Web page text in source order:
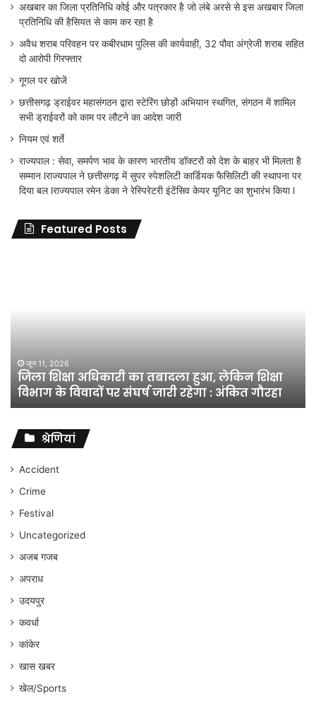
अखबार का जिला प्रतिनिधि कोई और पत्रकार है जो लंबे अरसे से इस अखबार जिला
प्रतिनिधि की हैसियत से काम कर रहा है
अवैध शराब परिवहन पर कबीरधाम पुलिस की कार्यवाही, 32 पौवा अंग्रेजी शराब सहित
दो आरोपी गिरफ्तार
गूगल पर खोजें
छत्तीसगढ़ ड्राईवर महासंगठन द्वारा स्टेरिंग छोड़ों अभियान स्थगित, संगठन में शामिल
सभी ड्राईवरों को काम पर लौटने का आदेश जारी
नियम एवं शर्ते
राज्यपाल : सेवा, समर्पण भाव के कारण भारतीय डॉक्टरों को देश के बाहर भी मिलता है
सम्मान lराज्यपाल ने छत्तीसगढ़ में सुपर स्पेशलिटी कार्डियक फैसिलिटी की स्थापना पर
दिया बल lराज्यपाल रमेन डेका ने रेस्पिरेटरी इंटेंसिव केयर यूनिट का शुभारंभ किया l
Featured Posts
शिक्षा
विभाग
विवादों
संघर्ष
जारी
रहेगा
अंकित
गौरहा
जून 11, 2026
जिला शिक्षा अधिकारी का तबादला हुआ, लेकिन शिक्षा
विभाग के विवादों पर संघर्ष जारी रहेगा : अंकित गौरहा
श्रेणियां
Accident
Crime
Festival
Uncategorized
अजब गजब
अपराध
उदयपुर
कवर्धा
कांकेर
खास खबर
खेल/Sports